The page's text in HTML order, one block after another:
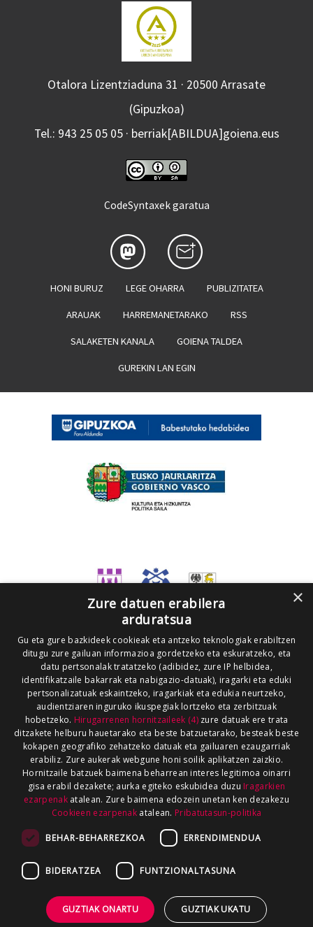
Otalora Lizentziaduna 31 · 20500 Arrasate
(Gipuzkoa)
Tel.: 943 25 05 05 · berriak[ABILDUA]goiena.eus
CodeSyntaxek garatua
HONI BURUZ LEGE OHARRA PUBLIZITATEA
ARAUAK HARREMANETARAKO RSS
SALAKETEN KANALA GOIENA TALDEA
GUREKIN LAN EGIN
×
Zure datuen erabilera
arduratsua
Gu eta gure bazkideek cookieak eta antzeko teknologiak erabiltzen
ditugu zure gailuan informazioa gordetzeko eta eskuratzeko, eta
datu pertsonalak tratatzeko (adibidez, zure IP helbidea,
identifikatzaile bakarrak eta nabigazio-datuak), iragarki eta eduki
pertsonalizatuak eskaintzeko, iragarkiak eta edukia neurtzeko,
audientziaren inguruko ikuspegiak lortzeko eta zerbitzuak
hobetzeko. Hirugarrenen hornitzaileek (4)zure datuak ere trata
ditzakete helburu hauetarako eta beste batzuetarako, besteak beste
kokapen geografiko zehatzeko datuak eta gailuaren ezaugarriak
erabiliz. Zure aukerak webgune honi soilik aplikatzen zaizkio.
Hornitzaile batzuek baimena beharrean interes legitimoa oinarri
gisa erabil dezakete; aurka egiteko eskubidea duzu Iragarkien
ezarpenakatalean. Zure baimena edozein unetan ken dezakezu
Cookieen ezarpenak atalean. Pribatutasun-politika
BEHAR-BEHARREZKOA ERRENDIMENDUA
BIDERATZEA FUNTZIONALTASUNA
GUZTIAK ONARTU GUZTIAK UKATU